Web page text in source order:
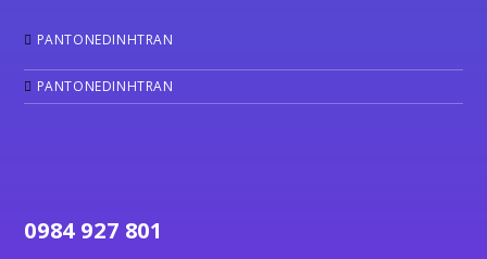
PANTONEDINHTRAN
PANTONEDINHTRAN
0984 927 801